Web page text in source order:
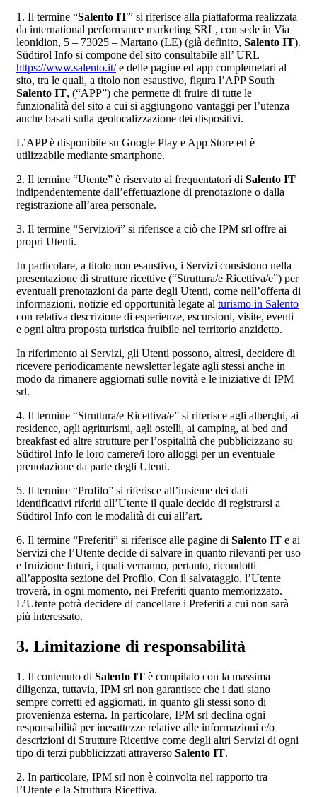
1. Il termine “Salento IT” si riferisce alla piattaforma realizzata
da international performance marketing SRL, con sede in Via
leonidion, 5 – 73025 – Martano (LE) (già definito, Salento IT).
Südtirol Info si compone del sito consultabile all’ URL
https://www.salento.it/e delle pagine ed app complemetari al
sito, tra le quali, a titolo non esaustivo, figura l’APP South
Salento IT, (“APP”) che permette di fruire di tutte le
funzionalità del sito a cui si aggiungono vantaggi per l’utenza
anche basati sulla geolocalizzazione dei dispositivi.
L’APP è disponibile su Google Play e App Store ed è
utilizzabile mediante smartphone.
2. Il termine “Utente” è riservato ai frequentatori di Salento IT
indipendentemente dall’effettuazione di prenotazione o dalla
registrazione all’area personale.
3. Il termine “Servizio/i” si riferisce a ciò che IPM srl offre ai
propri Utenti.
In particolare, a titolo non esaustivo, i Servizi consistono nella
presentazione di strutture ricettive (“Struttura/e Ricettiva/e”) per
eventuali prenotazioni da parte degli Utenti, come nell’offerta di
informazioni, notizie ed opportunità legate al turismo in Salento
con relativa descrizione di esperienze, escursioni, visite, eventi
e ogni altra proposta turistica fruibile nel territorio anzidetto.
In riferimento ai Servizi, gli Utenti possono, altresì, decidere di
ricevere periodicamente newsletter legate agli stessi anche in
modo da rimanere aggiornati sulle novità e le iniziative di IPM
srl.
4. Il termine “Struttura/e Ricettiva/e” si riferisce agli alberghi, ai
residence, agli agriturismi, agli ostelli, ai camping, ai bed and
breakfast ed altre strutture per l’ospitalità che pubblicizzano su
Südtirol Info le loro camere/i loro alloggi per un eventuale
prenotazione da parte degli Utenti.
5. Il termine “Profilo” si riferisce all’insieme dei dati
identificativi riferiti all’Utente il quale decide di registrarsi a
Südtirol Info con le modalità di cui all’art.
6. Il termine “Preferiti” si riferisce alle pagine di Salento IT e ai
Servizi che l’Utente decide di salvare in quanto rilevanti per uso
e fruizione futuri, i quali verranno, pertanto, ricondotti
all’apposita sezione del Profilo. Con il salvataggio, l’Utente
troverà, in ogni momento, nei Preferiti quanto memorizzato.
L’Utente potrà decidere di cancellare i Preferiti a cui non sarà
più interessato.
3. Limitazione di responsabilità
1. Il contenuto di Salento IT è compilato con la massima
diligenza, tuttavia, IPM srl non garantisce che i dati siano
sempre corretti ed aggiornati, in quanto gli stessi sono di
provenienza esterna. In particolare, IPM srl declina ogni
responsabilità per inesattezze relative alle informazioni e/o
descrizioni di Strutture Ricettive come degli altri Servizi di ogni
tipo di terzi pubblicizzati attraverso Salento IT.
2. In particolare, IPM srl non è coinvolta nel rapporto tra
l’Utente e la Struttura Ricettiva.